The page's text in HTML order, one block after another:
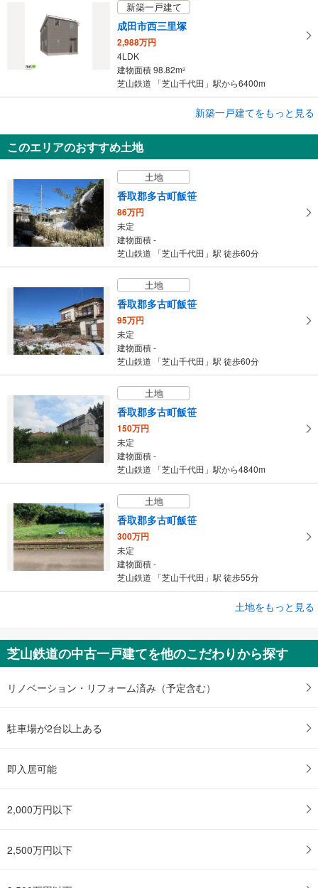
新築一戸建て
成田市西三里塚
2,988万円
4LDK
建物面積 98.82m2
芝山鉄道 「芝山千代田」駅から6400m
成田市西三里塚
建物面積 97.2m2
芝山鉄道 「芝山千代田」駅から6400m
新築一戸建てをもっと見る
このエリアのおすすめ土地
土地
香取郡多古町飯笹
86万円
未定
建物面積 -
芝山鉄道 「芝山千代田」駅 徒歩60分
土地
香取郡多古町飯笹
95万円
未定
建物面積 -
芝山鉄道 「芝山千代田」駅 徒歩60分
土地
香取郡多古町飯笹
150万円
未定
建物面積 -
芝山鉄道 「芝山千代田」駅から4840m
土地
香取郡多古町飯笹
300万円
未定
建物面積 -
芝山鉄道 「芝山千代田」駅 徒歩55分
100万円
未定
芝山鉄道 「芝山千代田」駅 徒歩61分
土地をもっと見る
芝山鉄道の中古一戸建てを他のこだわりから探す
リノベーション・リフォーム済み（予定含む）
駐車場が2台以上ある
即入居可能
2,000万円以下
2,500万円以下